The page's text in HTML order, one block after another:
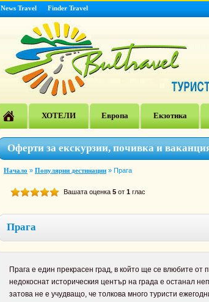
News Travel Finder Travel
ХОТЕЛИ Европа Екзотика
Оферти за екскурзии, почивка и
Начало » Популярни дестинации » Прага
Вашата оценка 5 от 1 глас
Прага
Прага е един прекрасен град, в който ще се влюбите от
недокоснат историческия център на града е останал
затова не е учудващо, че толкова много туристи